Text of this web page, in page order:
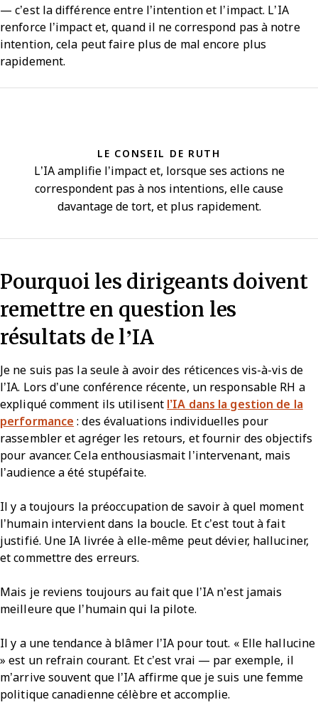
— c’est la différence entre l’intention et l’impact. L’IA
renforce l’impact et, quand il ne correspond pas à notre
intention, cela peut faire plus de mal encore plus
rapidement.
LE CONSEIL DE RUTH
L’IA amplifie l’impact et, lorsque ses actions ne
correspondent pas à nos intentions, elle cause
davantage de tort, et plus rapidement.
Pourquoi les dirigeants doivent
remettre en question les
résultats de l’IA
Je ne suis pas la seule à avoir des réticences vis-à-vis de
l’IA. Lors d’une conférence récente, un responsable RH a
expliqué comment ils utilisent l’IA dans la gestion de la
performance : des évaluations individuelles pour
rassembler et agréger les retours, et fournir des objectifs
pour avancer. Cela enthousiasmait l’intervenant, mais
l’audience a été stupéfaite.
Il y a toujours la préoccupation de savoir à quel moment
l’humain intervient dans la boucle. Et c’est tout à fait
justifié. Une IA livrée à elle-même peut dévier, halluciner,
et commettre des erreurs.
Mais je reviens toujours au fait que l’IA n’est jamais
meilleure que l’humain qui la pilote.
Il y a une tendance à blâmer l’IA pour tout. « Elle hallucine
» est un refrain courant. Et c’est vrai — par exemple, il
m’arrive souvent que l’IA affirme que je suis une femme
politique canadienne célèbre et accomplie.